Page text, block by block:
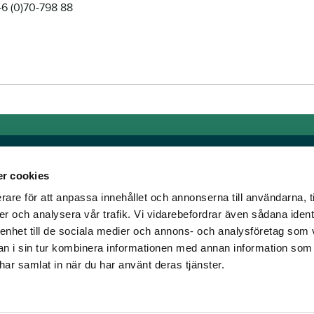
cookies
för att anpassa innehållet och annonserna till användarna,
och analysera vår trafik. Vi vidarebefordrar även sådana
till de sociala medier och annons- och analysföretag som
i sin tur kombinera informationen med annan information
samlat in när du har använt deras tjänster.
(0)70-798 88
horse racing!
was founded, we
Links
General auction terms and
conditions